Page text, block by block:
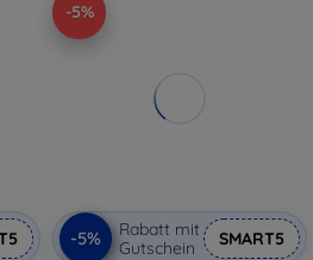
-5%
-5%
Rabatt mit
Gutschein
SMART5